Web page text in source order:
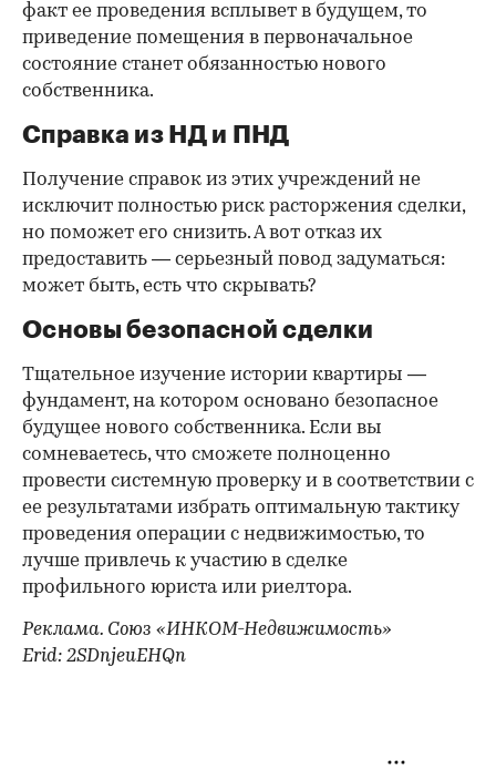
факт ее проведения всплывет в будущем, то
приведение помещения в первоначальное
состояние станет обязанностью нового
собственника.
Справка из НД и ПНД
Получение справок из этих учреждений не
исключит полностью риск расторжения сделки,
но поможет его снизить. А вот отказ их
предоставить — серьезный повод задуматься:
может быть, есть что скрывать?
Основы безопасной сделки
Тщательное изучение истории квартиры —
фундамент, на котором основано безопасное
будущее нового собственника. Если вы
сомневаетесь, что сможете полноценно
провести системную проверку и в соответствии с
ее результатами избрать оптимальную тактику
проведения операции с недвижимостью, то
лучше привлечь к участию в сделке
профильного юриста или риелтора.
Реклама. Союз «ИНКОМ-Недвижимость»
Erid: 2SDnjeuEHQn